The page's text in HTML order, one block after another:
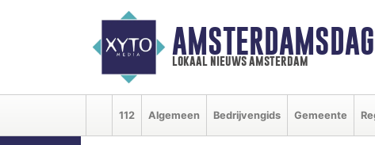
lokaal nieuws amsterdam
112 Algemeen Bedrijvengids Gemeente